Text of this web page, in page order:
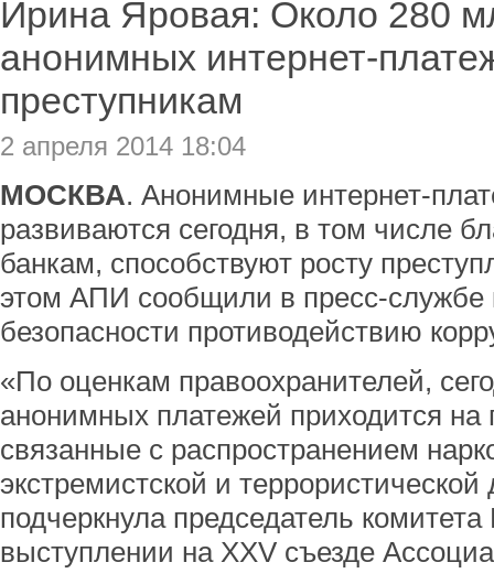
Ирина Яровая: Около 280
анонимных интернет-
преступникам
2 апреля 2014 18:04
МОСКВА. Анонимные интернет-
развиваются сегодня, в том числе
банкам, способствуют росту
этом АПИ сообщили в пресс-
безопасности противодействию
«По оценкам правоохранителей,
анонимных платежей приходится на
связанные с распространением
экстремистской и террористической
подчеркнула председатель
выступлении на XXV съезде